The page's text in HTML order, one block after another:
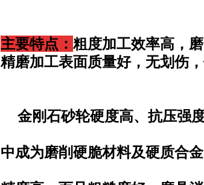
主要特点： 粗度加工效率高，
精磨加工表面质量好，无划伤，
金刚石砂轮硬度高、抗压强
中成为磨削硬脆材料及硬质合